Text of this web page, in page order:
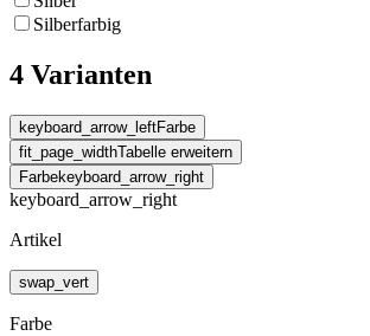
Silberfarbig
4 Varianten
keyboard_arrow_leftFarbe
fit_page_widthTabelle erweitern
Farbekeyboard_arrow_right
keyboard_arrow_right
Artikel
swap_vert
Farbe